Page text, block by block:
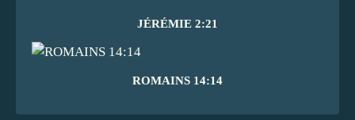
JÉRÉMIE 2:21
ROMAINS 14:14